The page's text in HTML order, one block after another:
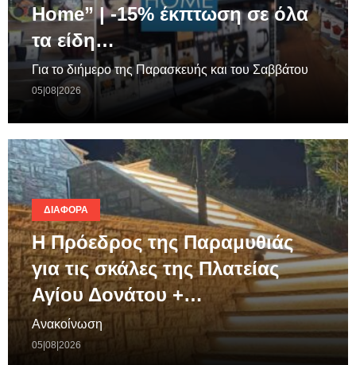
Home” | -15% έκπτωση σε όλα
τα είδη…
Για το διήμερο της Παρασκευής και του Σαββάτου
05|08|2026
ΔΙΆΦΟΡΑ
Η Πρόεδρος της Παραμυθιάς
για τις σκάλες της Πλατείας
Αγίου Δονάτου +…
Ανακοίνωση
05|08|2026